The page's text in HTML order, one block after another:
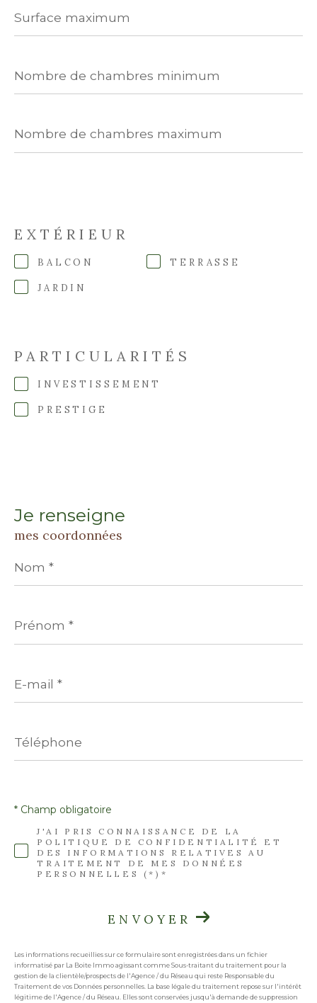
maximum
de
chambres
minimum
de
chambres
maximum
EXTÉRIEUR
BALCON TERRASSE
JARDIN
PARTICULARITÉS
INVESTISSEMENT
PRESTIGE
Je renseigne
mes coordonnées
*
*
mail
*
J'AI PRIS CONNAISSANCE DE LA
POLITIQUE DE CONFIDENTIALITÉ ET
DES INFORMATIONS RELATIVES AU
TRAITEMENT DE MES DONNÉES
PERSONNELLES (*)*
* Champ obligatoire
ENVOYER
Les informations recueillies sur ce formulaire sont enregistrées dans un fichier
informatisé par La Boite Immo agissant comme Sous-traitant du traitement pour la
gestion de la clientèle/prospects de l'Agence / du Réseau qui reste Responsable du
Traitement de vos Données personnelles. La base légale du traitement repose sur l'intérêt
légitime de l'Agence / du Réseau. Elles sont conservées jusqu'à demande de suppression